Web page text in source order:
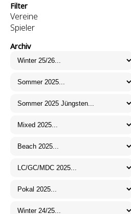
Filter
Vereine
Spieler
Archiv